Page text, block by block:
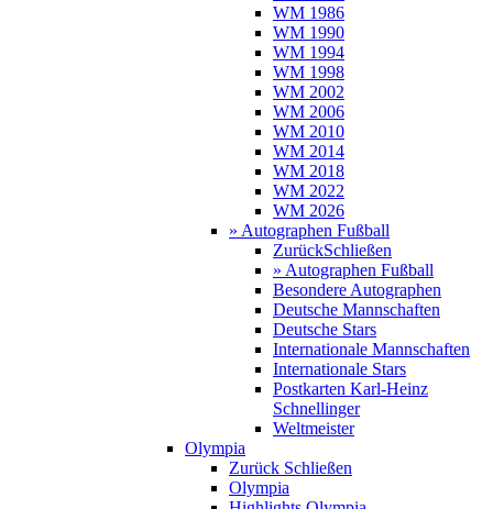
WM 1986
WM 1990
WM 1994
WM 1998
WM 2002
WM 2006
WM 2010
WM 2014
WM 2018
WM 2022
WM 2026
» Autographen Fußball
ZurückSchließen
» Autographen Fußball
Besondere Autographen
Deutsche Mannschaften
Deutsche Stars
Internationale Mannschaften
Internationale Stars
Postkarten Karl-Heinz
Schnellinger
Weltmeister
Olympia
Zurück Schließen
Olympia